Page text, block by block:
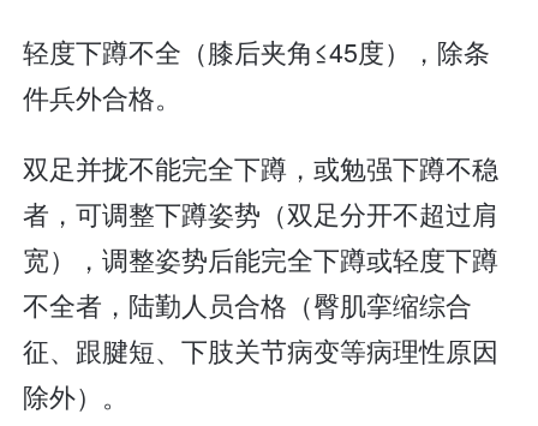
轻度下蹲不全（膝后夹角≤45度），除条
件兵外合格。
双足并拢不能完全下蹲，或勉强下蹲不稳
者，可调整下蹲姿势（双足分开不超过肩
宽），调整姿势后能完全下蹲或轻度下蹲
不全者，陆勤人员合格（臀肌挛缩综合
征、跟腱短、下肢关节病变等病理性原因
除外）。